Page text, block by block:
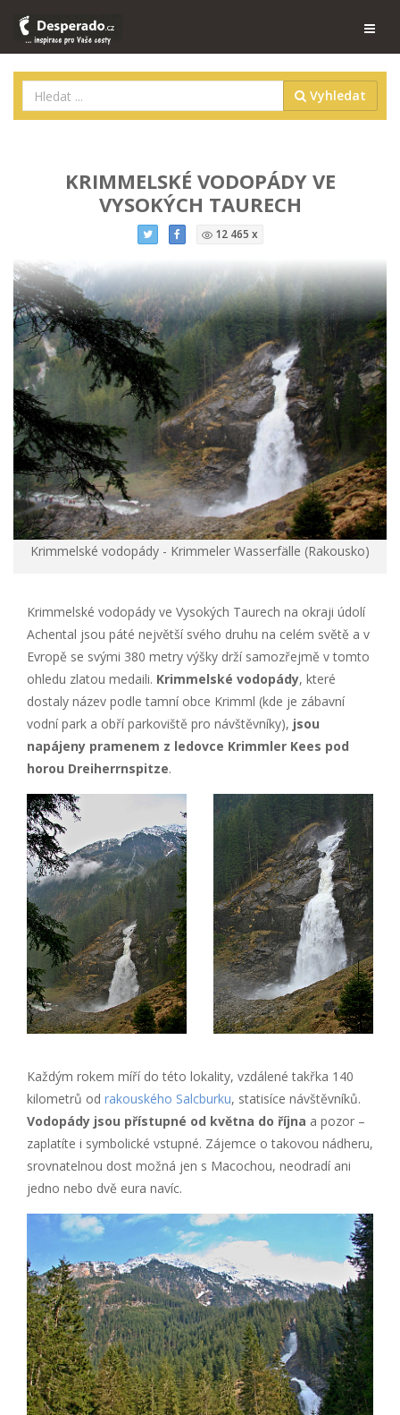
Vyhledat
KRIMMELSKÉ VODOPÁDY VE
VYSOKÝCH TAURECH
12 465 x
Krimmelské vodopády - Krimmeler Wasserfälle (Rakousko)
Krimmelské vodopády ve Vysokých Taurech na okraji údolí
Achental jsou páté největší svého druhu na celém světě a v
Evropě se svými 380 metry výšky drží samozřejmě v tomto
ohledu zlatou medaili. Krimmelské vodopády, které
dostaly název podle tamní obce Krimml (kde je zábavní
vodní park a obří parkoviště pro návštěvníky), jsou
napájeny pramenem z ledovce Krimmler Kees pod
horou Dreiherrnspitze.
Každým rokem míří do této lokality, vzdálené takřka 140
kilometrů od rakouského Salcburku, statisíce návštěvníků.
Vodopády jsou přístupné od května do října a pozor –
zaplatíte i symbolické vstupné. Zájemce o takovou nádheru,
srovnatelnou dost možná jen s Macochou, neodradí ani
jedno nebo dvě eura navíc.